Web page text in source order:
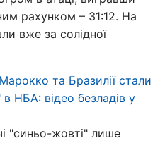
рахунком – 31:12. На
вже за солідної
та Бразилії стали
НБА: відео безладів у
"синьо-жовті" лише